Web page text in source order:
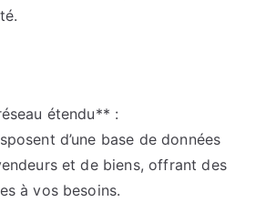
étendu** :
d’une base de données
et de biens, offrant des
à vos besoins.